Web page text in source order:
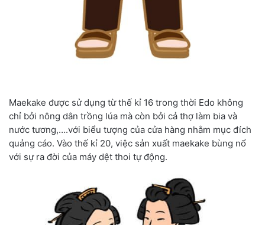
Maekake được sử dụng từ thế kỉ 16 trong thời Edo không
chỉ bởi nông dân trồng lúa mà còn bởi cả thợ làm bia và
nước tương,….với biểu tượng của cửa hàng nhằm mục đích
quảng cáo. Vào thế kỉ 20, việc sản xuất maekake bùng nổ
với sự ra đời của máy dệt thoi tự động.